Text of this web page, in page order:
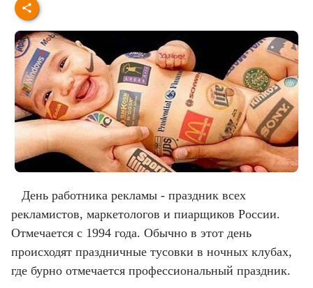
День работника рекламы - праздник всех
рекламистов, маркетологов и пиарщиков России.
Отмечается с 1994 года. Обычно в этот день
происходят праздничные тусовки в ночных клубах,
где бурно отмечается профессиональный праздник.